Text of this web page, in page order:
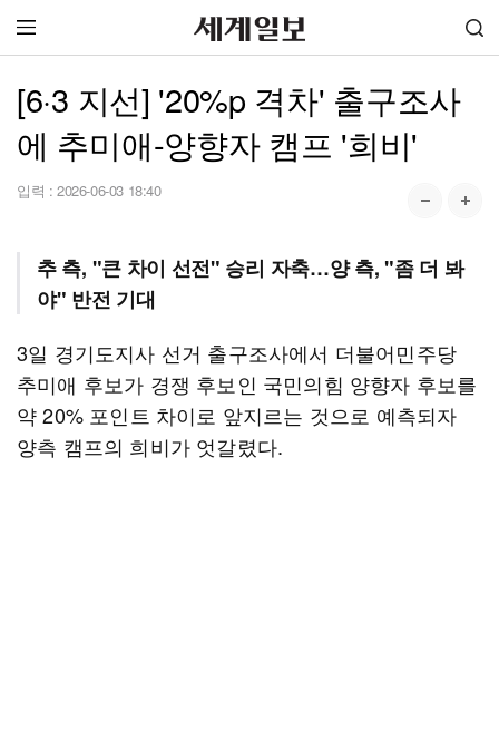
[6·3 지선] '20%p 격차' 출구조사
에 추미애-양향자 캠프 '희비'
입력 : 2026-06-03 18:40
추 측, "큰 차이 선전" 승리 자축…양 측, "좀 더 봐
야" 반전 기대
3일 경기도지사 선거 출구조사에서 더불어민주당
추미애 후보가 경쟁 후보인 국민의힘 양향자 후보를
약 20% 포인트 차이로 앞지르는 것으로 예측되자
양측 캠프의 희비가 엇갈렸다.